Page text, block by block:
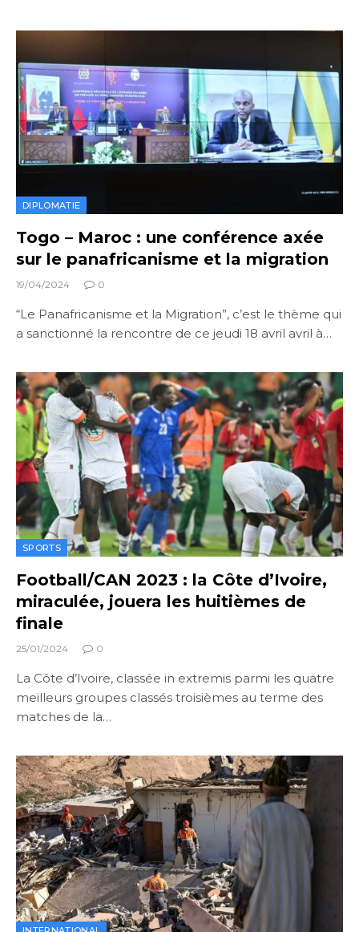
DIPLOMATIE
Togo – Maroc : une conférence axée
sur le panafricanisme et la migration
19/04/2024 0
“Le Panafricanisme et la Migration”, c’est le thème qui
a sanctionné la rencontre de ce jeudi 18 avril avril à…
SPORTS
Football/CAN 2023 : la Côte d’Ivoire,
miraculée, jouera les huitièmes de
finale
25/01/2024 0
La Côte d’Ivoire, classée in extremis parmi les quatre
meilleurs groupes classés troisièmes au terme des
matches de la…